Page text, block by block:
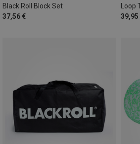
Black Roll Block Set
37,56 €
39,95